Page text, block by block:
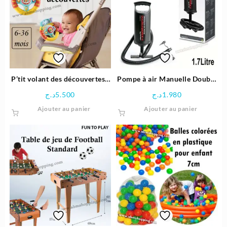
Les
options
être
choisies
sur
la
page
P’tit volant des découvertes |
5.500د.ج
Ajouter au panier
Pompe à air Manuelle Double
1.980د.ج
Ajouter au panier